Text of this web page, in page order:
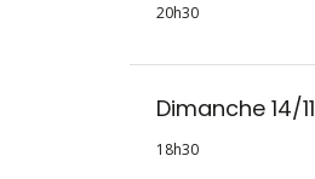
20h30
Dimanche 14/11
18h30